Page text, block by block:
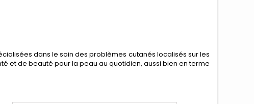
& Acné
dans le soin des problèmes cutanés localisés sur les
et de beauté pour la peau au quotidien, aussi bien en terme